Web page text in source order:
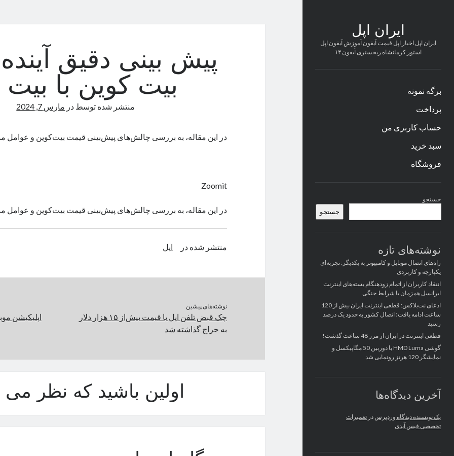
ایران اپل
ایران اپل اخبار اپل قیمت آیفون آموزش آیفون اپل
استور کرمانشاه ریجستری آیفون ۱۴
برگه نمونه
پرداخت
حساب کاربری من
سبد خرید
فروشگاه
کناری
جستجو
جستجو
نوشته‌های تازه
راه‌های اتصال موبایل و کامپیوتر به یکدیگر: تجربه‌ای
یکپارچه و کاربردی
انتقاد کاربران از اتمام زودهنگام بسته‌های اینترنت
ایرانسل همزمان با شرایط جنگی
ادعای نت‌بلاکس: قطعی اینترنت ایران بیش از 120
ساعت ادامه یافت؛ اتصال کشور به حدود یک درصد
رسید
قطعی اینترنت در ایران از مرز 48 ساعت گذشت!
گوشی HMD Luma با دوربین 50 مگاپیکسل و
نمایشگر 120 هرتز رونمایی شد
آخرین دیدگاه‌ها
یک نویسنده دیدگاه وردپرس در تعمیرات
تخصصی فیس آیدی
پیش بینی دقیق
بیت کوین با بیت 24
منتشر شده توسط در مارس 7, 2024
در این مقاله، به بررسی چالش‌های پیش‌بینی قیمت بیت‌کوین و عوامل
Zoomit
در این مقاله، به بررسی چالش‌های پیش‌بینی قیمت بیت‌کوین و عوامل
منتشر شده در اپل
نوشته‌های پیشین
چک قبض تلفن اپل با قیمت بیش‌از ۱۵ هزار دلار
به حراج گذاشته شد
اپلیکیشن
اولین باشید که نظر می